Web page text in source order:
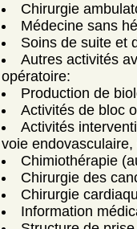
Chirurgie
Médecine sans
Soins de suite et
Autres activités
opératoire:
Production de
Activités de bloc
Activités
voie
Chimiothérapie
Chirurgie des
Chirurgie
Information